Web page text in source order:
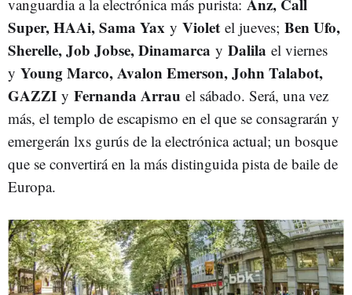
vanguardia a la electrónica más purista:
Super, HAAi, Sama Yax y Violet el jueves; Ben Ufo,
Sherelle, Job Jobse, Dinamarca y Dalila el viernes
y Young Marco, Avalon Emerson, John Talabot,
GAZZI y Fernanda Arrau el sábado. Será, una vez
más, el templo de escapismo en el que se consagrarán y
emergerán lxs gurús de la electrónica actual; un bosque
que se convertirá en la más distinguida pista de baile de
Europa.